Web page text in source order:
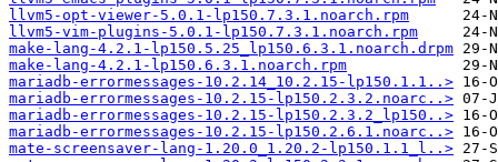
llvm5-opt-viewer-5.0.1-lp150.7.3.1.noarch.rpm
llvm5-vim-plugins-5.0.1-lp150.7.3.1.noarch.rpm
make-lang-4.2.1-lp150.5.25_lp150.6.3.1.noarch.drpm
make-lang-4.2.1-lp150.6.3.1.noarch.rpm
mariadb-errormessages-10.2.14_10.2.15-lp150.1.1..>
mariadb-errormessages-10.2.15-lp150.2.3.2.noarc..>
mariadb-errormessages-10.2.15-lp150.2.3.2_lp150..>
mariadb-errormessages-10.2.15-lp150.2.6.1.noarc..>
mate-screensaver-lang-1.20.0_1.20.2-lp150.1.1_l..>